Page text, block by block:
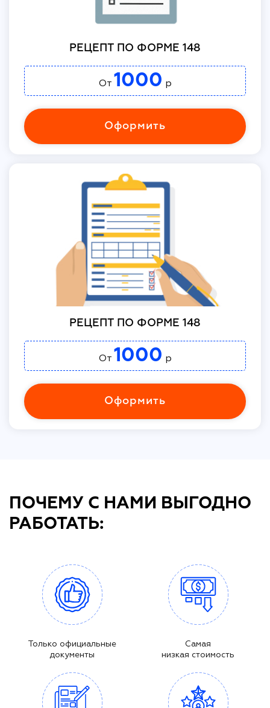
РЕЦЕПТ ПО ФОРМЕ 148
От 1000 р
Оформить
РЕЦЕПТ ПО ФОРМЕ 148
От 1000 р
Оформить
ПОЧЕМУ С НАМИ ВЫГОДНО
РАБОТАТЬ:
Только официальные
документы
Самая
низкая стоимость